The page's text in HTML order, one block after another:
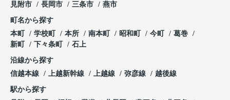
見附市
長岡市 三条市 燕市
町名から探す
本町
学校町 本所 南本町 昭和町 今町
葛巻
新町
下々条町 石上
沿線から探す
信越本線
上越新幹線 上越線 弥彦線 越後線
駅から探す